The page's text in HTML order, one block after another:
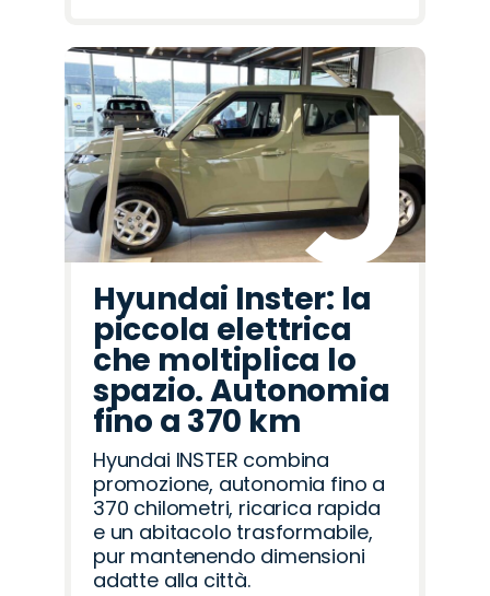
Hyundai Inster: la
piccola elettrica
che moltiplica lo
spazio. Autonomia
fino a 370 km
Hyundai INSTER combina
promozione, autonomia fino a
370 chilometri, ricarica rapida
e un abitacolo trasformabile,
pur mantenendo dimensioni
adatte alla città.